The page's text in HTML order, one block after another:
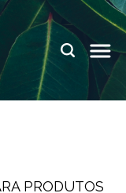
ES
de
Klabin
PRODUTOS